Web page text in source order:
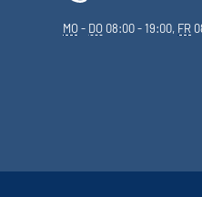
MO- DO 08:00 - 19:00, FR